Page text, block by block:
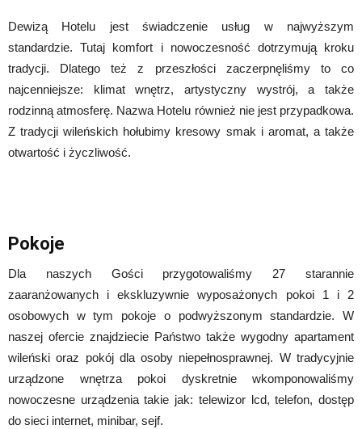
Dewizą Hotelu jest świadczenie usług w najwyższym
standardzie. Tutaj komfort i nowoczesność dotrzymują kroku
tradycji. Dlatego też z przeszłości zaczerpnęliśmy to co
najcenniejsze: klimat wnętrz, artystyczny wystrój, a także
rodzinną atmosferę. Nazwa Hotelu również nie jest przypadkowa.
Z tradycji wileńskich hołubimy kresowy smak i aromat, a także
otwartość i życzliwość.
Pokoje
Dla naszych Gości przygotowaliśmy 27 starannie
zaaranżowanych i ekskluzywnie wyposażonych pokoi 1 i 2
osobowych w tym pokoje o podwyższonym standardzie. W
naszej ofercie znajdziecie Państwo także wygodny apartament
wileński oraz pokój dla osoby niepełnosprawnej. W tradycyjnie
urządzone wnętrza pokoi dyskretnie wkomponowaliśmy
nowoczesne urządzenia takie jak: telewizor lcd, telefon, dostęp
do sieci internet, minibar, sejf.